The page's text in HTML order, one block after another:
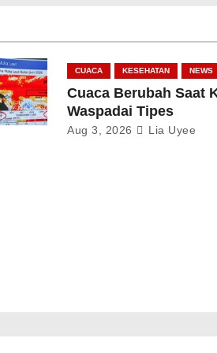
CUACA KESEHATAN NEWS
Cuaca Berubah Saat
Waspadai Tipes
Aug 3, 2026 Lia Uyee